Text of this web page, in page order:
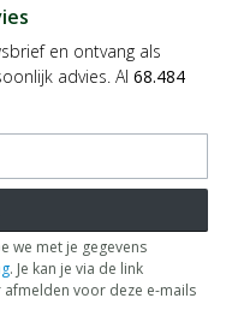
en ontvang als
advies. Al 68.484
we met je gegevens
. Je kan je via de link
voor deze e-mails